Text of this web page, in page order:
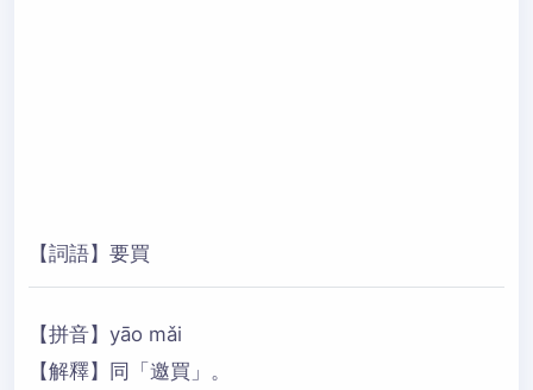
【詞語】要買
【拼音】yāo mǎi
【解釋】同「邀買」。